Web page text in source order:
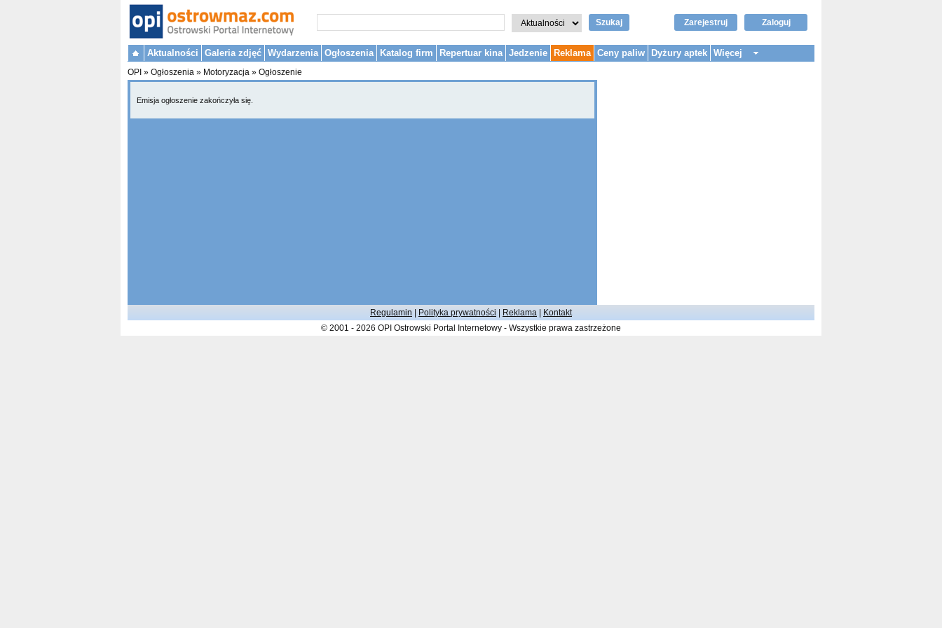
Szukaj Zaloguj
Zarejestruj
Aktualności Galeria zdjęć Wydarzenia Ogłoszenia Katalog firm Repertuar kina Jedzenie Reklama Ceny paliw Dyżury aptek Więcej
OPI » Ogłoszenia » Motoryzacja » Ogłoszenie
Emisja ogłoszenie zakończyła się.
Regulamin Polityka prywatności Reklama
Kontakt
© 2001 - 2026 OPI Ostrowski Portal Internetowy - Wszystkie prawa zastrzeżone